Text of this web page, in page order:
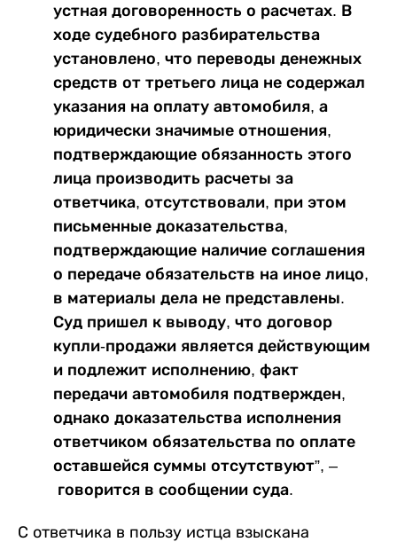
устная договоренность о расчетах. В
ходе судебного разбирательства
установлено, что переводы денежных
средств от третьего лица не содержал
указания на оплату автомобиля, а
юридически значимые отношения,
подтверждающие обязанность этого
лица производить расчеты за
ответчика, отсутствовали, при этом
письменные доказательства,
подтверждающие наличие соглашения
о передаче обязательств на иное лицо,
в материалы дела не представлены.
Суд пришел к выводу, что договор
купли-продажи является действующим
и подлежит исполнению, факт
передачи автомобиля подтвержден,
однако доказательства исполнения
ответчиком обязательства по оплате
оставшейся суммы отсутствуют”, –
говорится в сообщении суда.
С ответчика в пользу истца взыскана